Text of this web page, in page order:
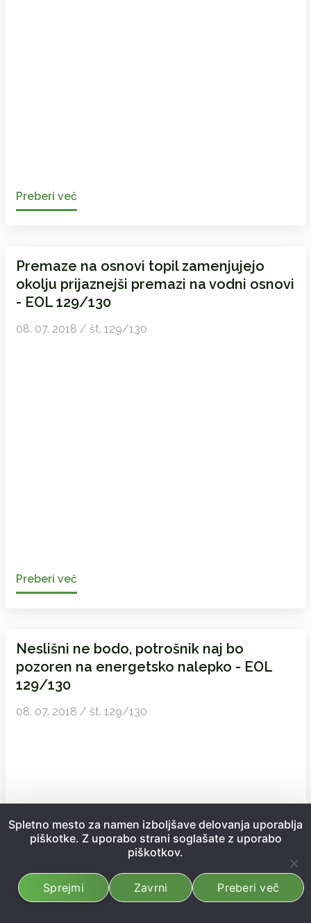
Preberi več
Premaze na osnovi topil zamenjujejo
okolju prijaznejši premazi na vodni osnovi
- EOL 129/130
08. 07. 2018 / št. 129/130
Preberi več
Neslišni ne bodo, potrošnik naj bo
pozoren na energetsko nalepko - EOL
129/130
08. 07. 2018 / št. 129/130
Spletno mesto za namen izboljšave delovanja uporablja
piškotke. Z uporabo strani soglašate z uporabo
piškotkov.
Sprejmi Zavrni Preberi več